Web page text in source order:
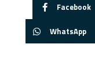
Facebook
WhatsApp